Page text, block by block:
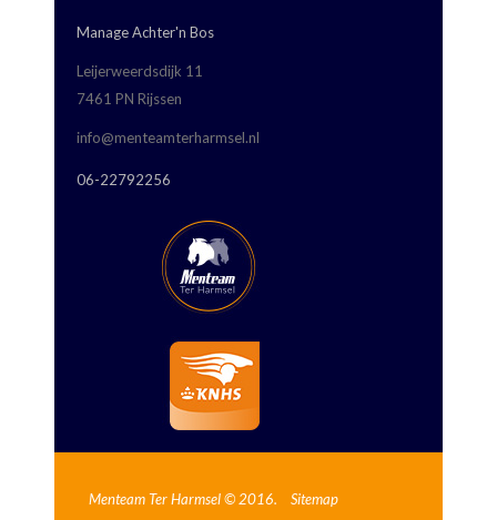
Manage Achter'n Bos
Leijerweerdsdijk 11
7461 PN Rijssen
info@menteamterharmsel.nl
06-22792256
Menteam Ter Harmsel © 2016. Sitemap